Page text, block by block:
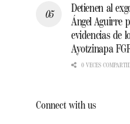
Detienen al
Ángel Aguirre
evidencias de
Ayotzinapa
0 VECES
Connect with us